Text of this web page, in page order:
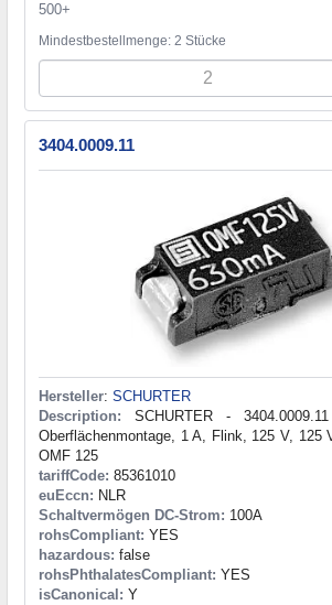
500+
Mindestbestellmenge: 2 Stücke
3404.0009.11
Hersteller: SCHURTER
Description: SCHURTER -
Oberflächenmontage, 1 A, Flink, 125 V, 125
OMF 125
tariffCode: 85361010
euEccn: NLR
Schaltvermögen DC-Strom: 100A
rohsCompliant: YES
hazardous: false
rohsPhthalatesCompliant: YES
isCanonical: Y